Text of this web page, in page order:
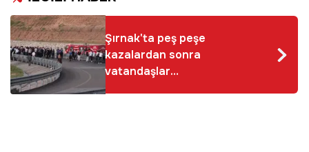
Şırnak'ta peş peşe
kazalardan sonra
vatandaşlar
karayolunu ulaşıma